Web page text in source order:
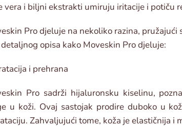
vera i biljni ekstrakti umiruju iritacije i potiču
Pro djeluje na nekoliko razina,
detaljnog opisa kako Moveskin Pro djeluje:
i prehrana
Pro sadrži hijaluronsku kiselinu,
u koži. Ovaj sastojak prodire duboko u
Zahvaljujući tome, koža je elastičnija i